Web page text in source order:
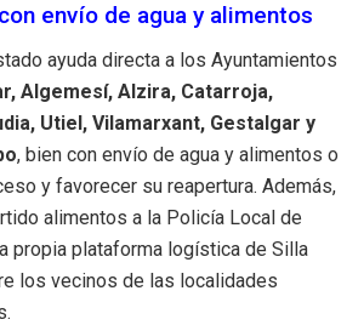
envío de agua y alimentos
ayuda directa a los Ayuntamientos
Algemesí, Alzira, Catarroja,
Utiel, Vilamarxant, Gestalgar y
, bien con envío de agua y alimentos o
y favorecer su reapertura. Además,
alimentos a la Policía Local de
propia plataforma logística de Silla
los vecinos de las localidades